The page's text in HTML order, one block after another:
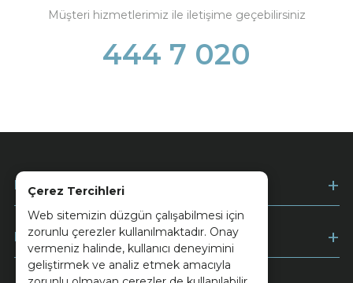
Çerez Tercihleri
Web sitemizin düzgün çalışabilmesi için
zorunlu çerezler kullanılmaktadır. Onay
vermeniz halinde, kullanıcı deneyimini
geliştirmek ve analiz etmek amacıyla
Müşteri hizmetlerimiz ile iletişime geçebilirsiniz
444 7 020
Kurumsal
Müşteri Hizmetleri